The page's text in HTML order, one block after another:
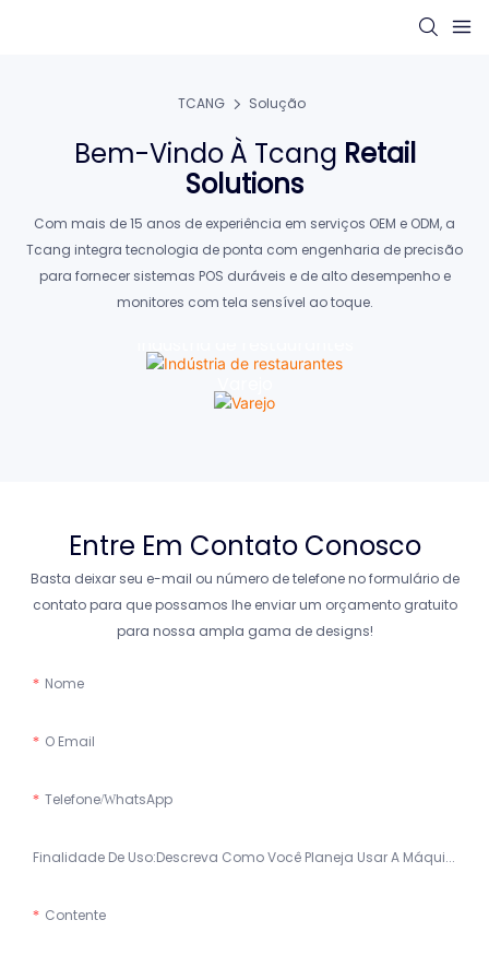
TCANG Solução
Bem-Vindo À Tcang Retail
Solutions
Com mais de 15 anos de experiência em serviços OEM e ODM, a
Tcang integra tecnologia de ponta com engenharia de precisão
para fornecer sistemas POS duráveis ​​e de alto desempenho e
monitores com tela sensível ao toque.
Entre Em Contato Conosco
Basta deixar seu e-mail ou número de telefone no formulário de
contato para que possamos lhe enviar um orçamento gratuito
para nossa ampla gama de designs!
Nome
O Email
Telefone/WhatsApp
Finalidade De Uso:Descreva Como Você Planeja Usar A Máquina.
Contente